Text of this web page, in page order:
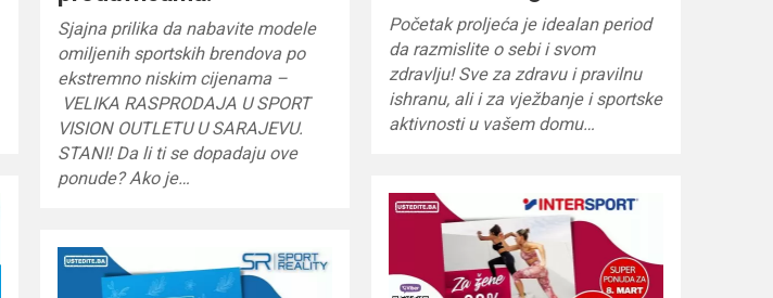
Početak proljeća je idealan period
da razmislite o sebi i svom
zdravlju! Sve za zdravu i pravilnu
ishranu, ali i za vježbanje i sportske
aktivnosti u vašem domu…
Sjajna prilika da nabavite modele
omiljenih sportskih brendova po
ekstremno niskim cijenama –
VELIKA RASPRODAJA U SPORT
VISION OUTLETU U SARAJEVU.
STANI! Da li ti se dopadaju ove
ponude? Ako je…